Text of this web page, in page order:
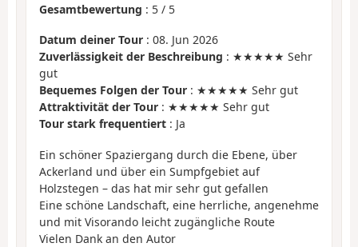
Gesamtbewertung : 5 / 5
Datum deiner Tour : 08. Jun 2026
Zuverlässigkeit der Beschreibung : ★★★★★ Sehr
gut
Bequemes Folgen der Tour : ★★★★★ Sehr gut
Attraktivität der Tour : ★★★★★ Sehr gut
Tour stark frequentiert : Ja
Ein schöner Spaziergang durch die Ebene, über
Ackerland und über ein Sumpfgebiet auf
Holzstegen – das hat mir sehr gut gefallen
Eine schöne Landschaft, eine herrliche, angenehme
und mit Visorando leicht zugängliche Route
Vielen Dank an den Autor